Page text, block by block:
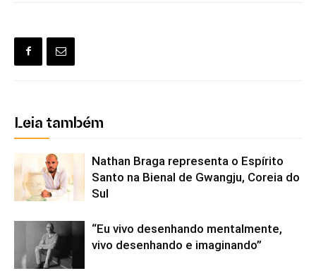
Leia também
Nathan Braga representa o Espírito
Santo na Bienal de Gwangju, Coreia do
Sul
“Eu vivo desenhando mentalmente,
vivo desenhando e imaginando”